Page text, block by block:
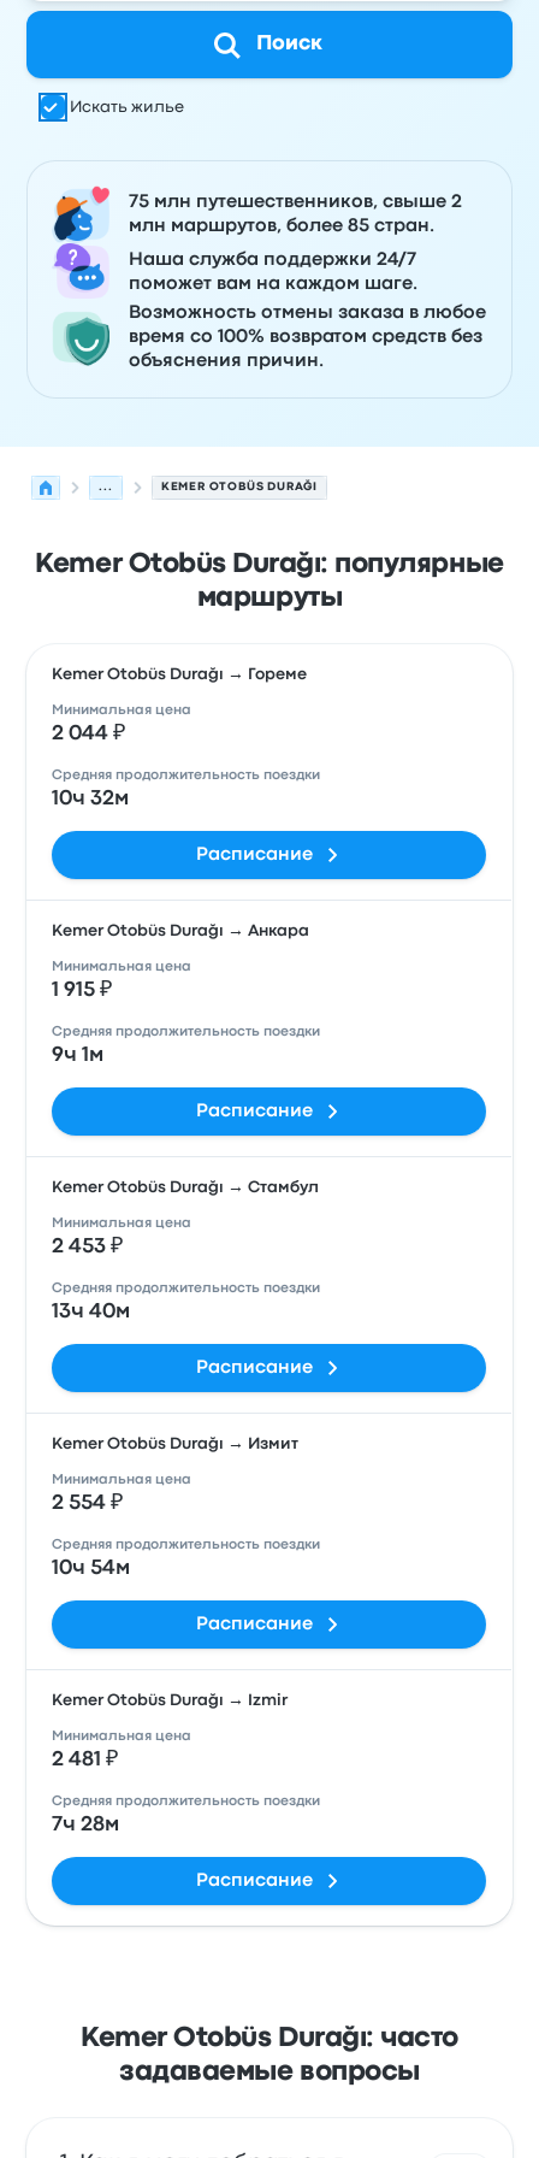
Поиск
Искать жилье
75 млн путешественников, свыше 2
млн маршрутов, более 85 стран.
Наша служба поддержки 24/7
поможет вам на каждом шаге.
Возможность отмены заказа в любое
время со 100% возвратом средств без
объяснения причин.
... KEMER OTOBÜS DURAĞI
Kemer Otobüs Durağı: популярные
маршруты
Kemer Otobüs Durağı → Гореме
Минимальная цена
2 044 ₽
Средняя продолжительность поездки
10ч 32м
Расписание
Kemer Otobüs Durağı → Анкара
Минимальная цена
1 915 ₽
Средняя продолжительность поездки
9ч 1м
Расписание
Kemer Otobüs Durağı → Стамбул
Минимальная цена
2 453 ₽
Средняя продолжительность поездки
13ч 40м
Расписание
Kemer Otobüs Durağı → Измит
Минимальная цена
2 554 ₽
Средняя продолжительность поездки
10ч 54м
Расписание
Kemer Otobüs Durağı → Izmir
Минимальная цена
2 481 ₽
Средняя продолжительность поездки
7ч 28м
Расписание
Kemer Otobüs Durağı: часто
задаваемые вопросы